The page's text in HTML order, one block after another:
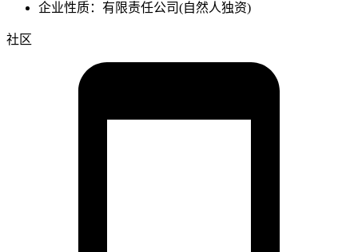
企业性质：有限责任公司(自然人独资)
社区